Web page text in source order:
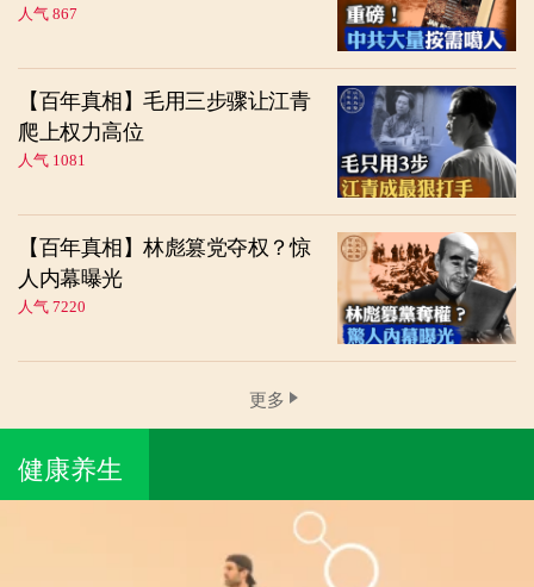
人气 867
【百年真相】毛用三步骤让江青
爬上权力高位
人气 1081
【百年真相】林彪篡党夺权？惊
人内幕曝光
人气 7220
更多
健康养生